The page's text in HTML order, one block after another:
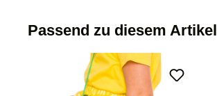
Passend zu diesem Artikel